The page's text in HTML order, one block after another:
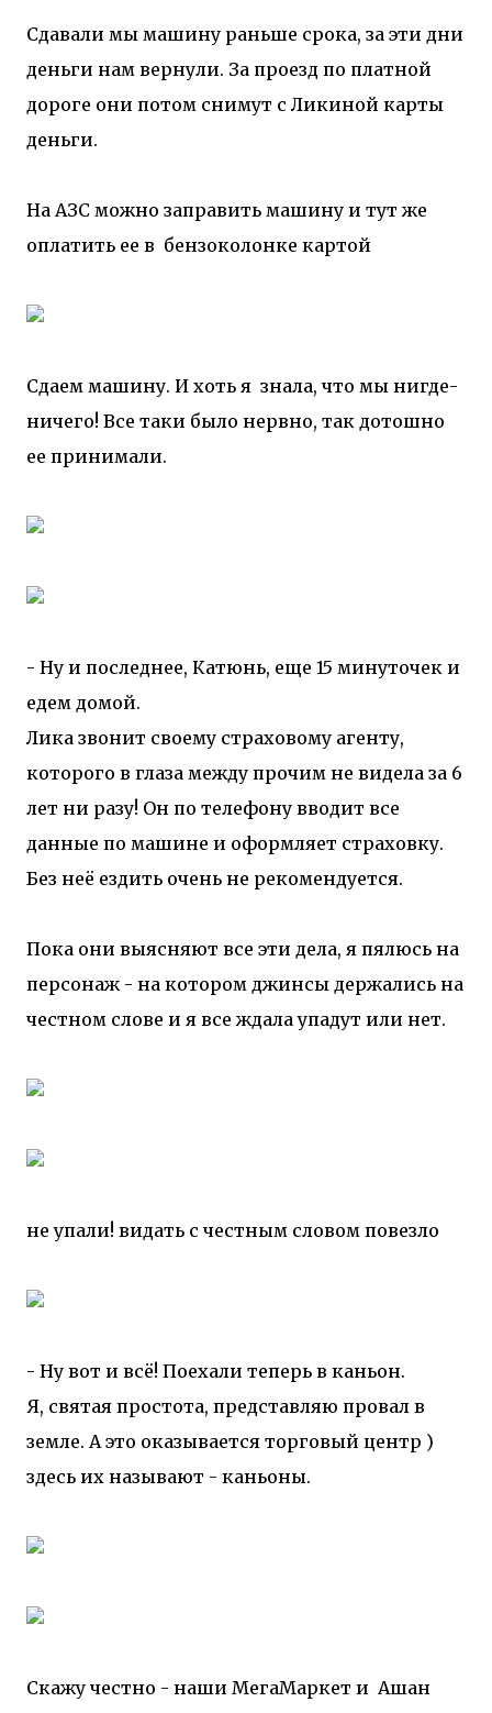
Сдавали мы машину раньше срока, за эти дни
деньги нам вернули. За проезд по платной
дороге они потом снимут с Ликиной карты
деньги.
На АЗС можно заправить машину и тут же
оплатить ее в бензоколонке картой
Сдаем машину. И хоть я знала, что мы нигде-
ничего! Все таки было нервно, так дотошно
ее принимали.
- Ну и последнее, Катюнь, еще 15 минуточек и
едем домой.
Лика звонит своему страховому агенту,
которого в глаза между прочим не видела за 6
лет ни разу! Он по телефону вводит все
данные по машине и оформляет страховку.
Без неё ездить очень не рекомендуется.
Пока они выясняют все эти дела, я пялюсь на
персонаж - на котором джинсы держались на
честном слове и я все ждала упадут или нет.
не упали! видать с честным словом повезло
- Ну вот и всё! Поехали теперь в каньон.
Я, святая простота, представляю провал в
земле. А это оказывается торговый центр )
здесь их называют - каньоны.
Скажу честно - наши МегаМаркет и Ашан